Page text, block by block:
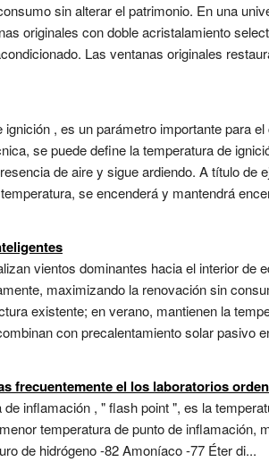
sin alterar el patrimonio. En una
originales con doble acristalamiento
Las ventanas originales
, es un parámetro importante para
se puede define la temperatura de
de aire y sigue ardiendo. A título de
se encenderá y mantendrá
vientos dominantes hacia el interior
maximizando la renovación sin
existente; en verano, mantienen la
con precalentamiento solar pasivo
frecuentemente el los laboratorios
inflamación , " flash point ", es la
temperatura de punto de inflamación,
de hidrógeno -82 Amoníaco -77 Éter di...